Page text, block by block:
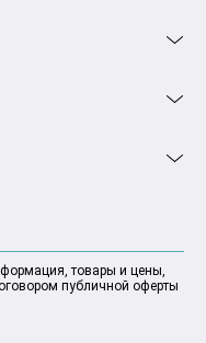
товары и цены,
публичной оферты